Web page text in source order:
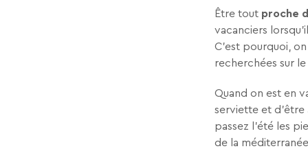
Être tout proche
vacanciers
C’est pourquoi,
recherchées sur
Quand on est en
serviette et d’être
passez l'été les
de la
page mentions légales de notre site web.